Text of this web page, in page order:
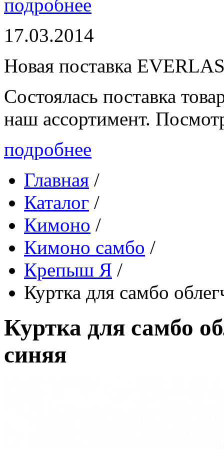
подробнее
17.03.2014
Новая поставка
Состоялась поставка
наш ассортимент.
подробнее
Главная /
Каталог /
Кимоно /
Кимоно самбо /
Крепыш Я /
Куртка для самбо
Куртка для самбо
синяя